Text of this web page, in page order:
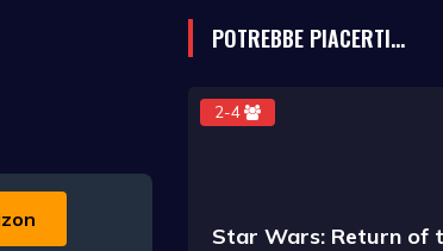
POTREBBE PIACERTI...
2-4
Star Wars: Return of